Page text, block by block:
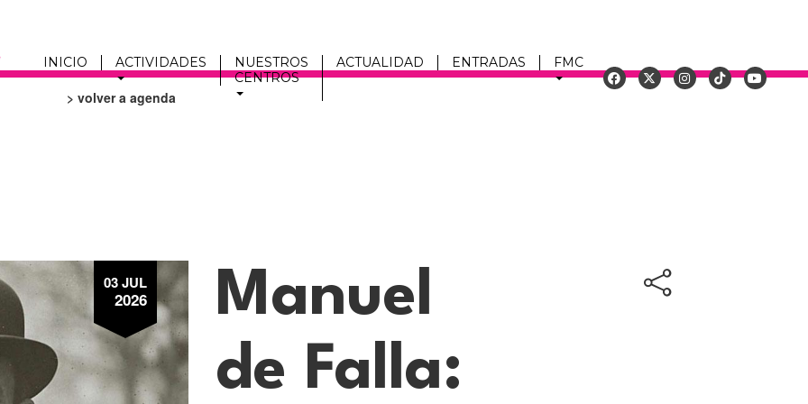
INICIO ACTIVIDADES
NUESTROS
CENTROS
ACTUALIDAD ENTRADAS FMC
> volver a agenda
03 JUL
2026
Manuel
de Falla: